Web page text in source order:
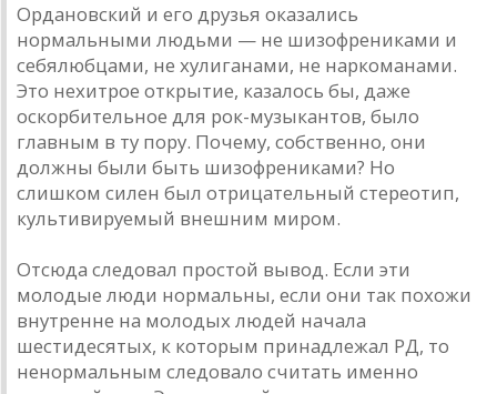
Ордановский и его друзья оказались
нормальными людьми — не шизофрениками и
себялюбцами, не хулиганами, не наркоманами.
Это нехитрое открытие, казалось бы, даже
оскорбительное для рок-музыкантов, было
главным в ту пору. Почему, собственно, они
должны были быть шизофрениками? Но
слишком силен был отрицательный стереотип,
культивируемый внешним миром.
Отсюда следовал простой вывод. Если эти
молодые люди нормальны, если они так похожи
внутренне на молодых людей начала
шестидесятых, к которым принадлежал РД, то
ненормальным следовало считать именно